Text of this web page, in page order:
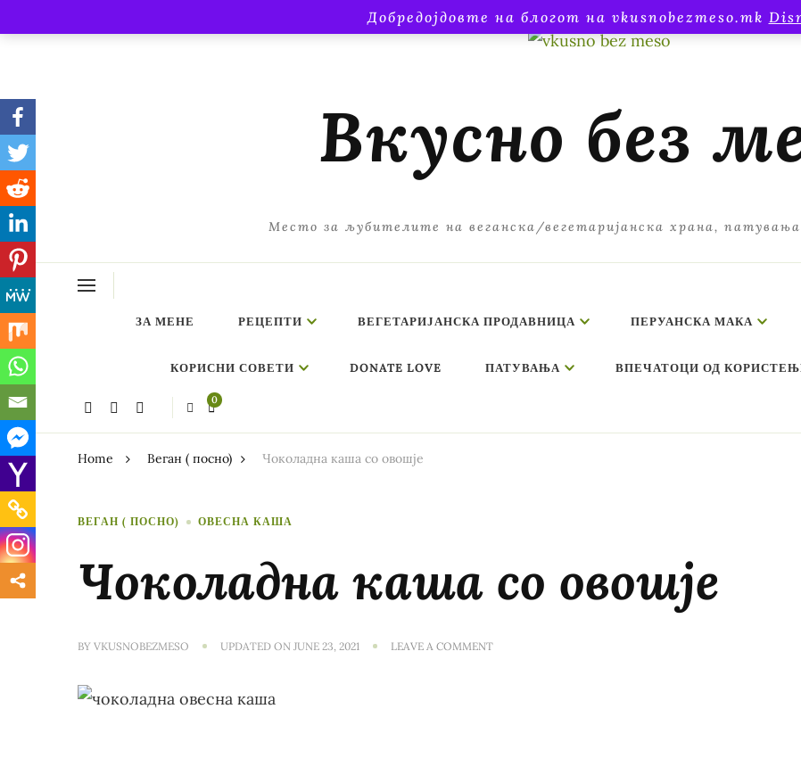
Добредојдовте на блогот на vkusnobezmeso.mk
Вкусно без
Место за љубителите на веганска/вегетаријанска храна,
ЗА МЕНЕ РЕЦЕПТИ ВЕГЕТАРИЈАНСКА ПРОДАВНИЦА ПЕРУАНСКА МАКА
КОРИСНИ СОВЕТИ DONATE LOVE ПАТУВАЊА ВПЕЧАТОЦИ ОД
0
Home Веган ( посно) Чоколадна каша со овошје
ВЕГАН ( ПОСНО) ОВЕСНА КАША
Чоколадна каша со овошје
BY VKUSNOBEZMESO UPDATED ON JUNE 23, 2021 LEAVE A COMMENTON